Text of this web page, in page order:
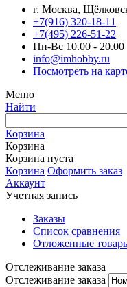
г. Москва,
+7(916) 320-18-11
+7(495) 226-51-22
Пн-Вс 10.00 - 20.00
info@imhobby.ru
Посмотреть на
Меню
Найти
Корзина
Корзина
Корзина пуста
Корзина Оформить заказ
Аккаунт
Учетная запись
Заказы
Список сравнения
Отложенные
Отслеживание заказа
Отслеживание заказа